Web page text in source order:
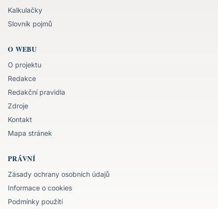
Kalkulačky
Slovník pojmů
O WEBU
O projektu
Redakce
Redakční pravidla
Zdroje
Kontakt
Mapa stránek
PRÁVNÍ
Zásady ochrany osobních údajů
Informace o cookies
Podmínky použití